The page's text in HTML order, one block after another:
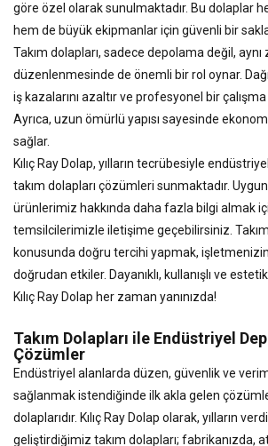
göre özel olarak sunulmaktadır. Bu dolaplar
hem de büyük ekipmanlar için güvenli bir
Takım dolapları, sadece depolama değil, aynı
düzenlenmesinde de önemli bir rol oynar.
iş kazalarını azaltır ve profesyonel bir
Ayrıca, uzun ömürlü yapısı sayesinde
sağlar.
Kılıç Ray Dolap, yılların tecrübesiyle
takım dolapları çözümleri sunmaktadır.
ürünlerimiz hakkında daha fazla bilgi almak
temsilcilerimizle iletişime geçebilirsiniz.
konusunda doğru tercihi yapmak,
doğrudan etkiler. Dayanıklı, kullanışlı ve
Kılıç Ray Dolap her zaman yanınızda!
Takım Dolapları ile Endüstriyel
Çözümler
Endüstriyel alanlarda düzen, güvenlik ve
sağlanmak istendiğinde ilk akla gelen
dolaplarıdır. Kılıç Ray Dolap olarak, yılların
geliştirdiğimiz takım dolapları; fabrikanızda,